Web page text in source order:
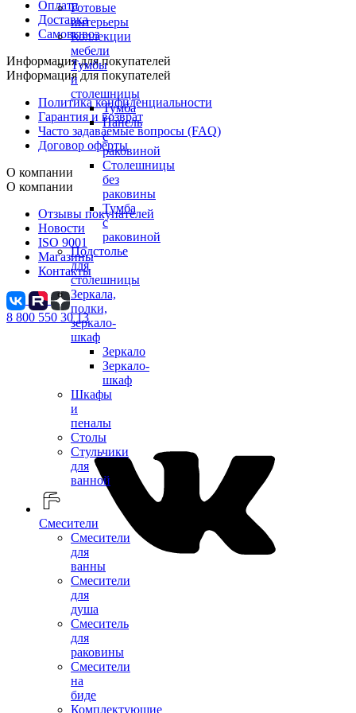
Готовые
интерьеры
Коллекции
мебели
Тумбы
и
столешницы
Тумба
Панель
с
раковиной
Столешницы
без
раковины
Тумба
с
раковиной
Подстолье
для
столешницы
Зеркала,
полки,
зеркало-
шкаф
Зеркало
Зеркало-
шкаф
Шкафы
и
пеналы
Столы
Стульчики
для
ванной
Смесители
Смесители
для
ванны
Смесители
для
душа
Смеситель
для
раковины
Смесители
на
биде
Комплектующие
Оплата
Доставка
Самовывоз
Информация для покупателей
Информация для покупателей
Политика конфиденциальности
Гарантия и возврат
Часто задаваемые вопросы (FAQ)
Договор оферты
О компании
О компании
Отзывы покупателей
Новости
ISO 9001
Магазины
Контакты
8 800 550 30 13